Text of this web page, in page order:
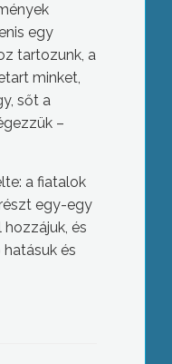
egy
tartozunk, a
minket,
sőt a
–
a fiatalok
egy-egy
és
és